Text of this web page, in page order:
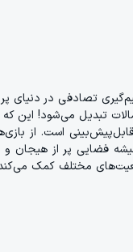
تصادفی در دنیای
تبدیل می‌شود! این
است. از
فضایی پر از هیجان و
مختلف کمک